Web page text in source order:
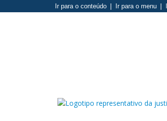
Ir para o conteúdo Ir para o menu